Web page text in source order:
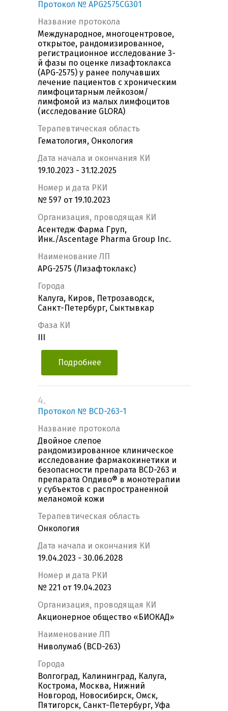
Протокол № APG2575CG301
Название протокола
Международное, многоцентровое,
открытое, рандомизированное,
регистрационное исследование 3-
й фазы по оценке лизафтоклакса
(APG-2575) у ранее получавших
лечение пациентов с хроническим
лимфоцитарным лейкозом/
лимфомой из малых лимфоцитов
(исследование GLORA)
Терапевтическая область
Гематология, Онкология
Дата начала и окончания КИ
19.10.2023 - 31.12.2025
Номер и дата РКИ
№ 597 от 19.10.2023
Организация, проводящая КИ
Асентедж Фарма Груп,
Инк./Ascentage Pharma Group Inc.
Наименование ЛП
APG-2575 (Лизафтоклакс)
Города
Калуга, Киров, Петрозаводск,
Санкт-Петербург, Сыктывкар
Фаза КИ
Подробнее
4.
Протокол № BCD-263-1
Название протокола
Двойное слепое
рандомизированное клиническое
исследование фармакокинетики и
безопасности препарата BCD-263 и
препарата Опдиво® в монотерапии
у субъектов с распространенной
меланомой кожи
Терапевтическая область
Онкология
Дата начала и окончания КИ
19.04.2023 - 30.06.2028
Номер и дата РКИ
№ 221 от 19.04.2023
Организация, проводящая КИ
Акционерное общество «БИОКАД»
Наименование ЛП
Ниволумаб (BCD-263)
Города
Волгоград, Калининград, Калуга,
Кострома, Москва, Нижний
Новгород, Новосибирск, Омск,
Пятигорск, Санкт-Петербург, Уфа